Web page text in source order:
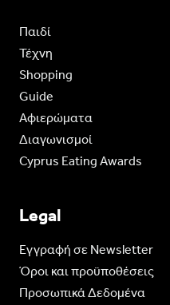
Παιδί
Τέχνη
Shopping
Guide
Aφιερώματα
Διαγωνισμοί
Cyprus Eating Awards
Legal
Eγγραφή σε Newsletter
Όροι και προϋποθέσεις
Προσωπικά Δεδομένα